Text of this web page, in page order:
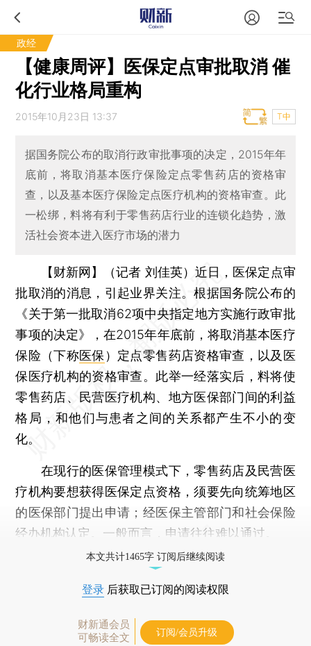
政经
【健康周评】医保定点审批取消 催
化行业格局重构
2015年10月23日 13:37 T中
据国务院公布的取消行政审批事项的决定，2015年年
底前，将取消基本医疗保险定点零售药店的资格审
查，以及基本医疗保险定点医疗机构的资格审查。此
一松绑，料将有利于零售药店行业的连锁化趋势，激
活社会资本进入医疗市场的潜力
【财新网】（记者 刘佳英） 近日，医保定点审
批取消的消息，引起业界关注。根据国务院公布的
《关于第一批取消62项中央指定地方实施行政审批
事项的决定》，在2015年年底前，将取消基本医疗
保险（下称医保 ）定点零售药店资格审查，以及医
保医疗机构的资格审查。此举一经落实后，料将使
零售药店、民营医疗机构、地方医保部门间的利益
格局，和他们与患者之间的关系都产生不小的变
化。
在现行的医保管理模式下，零售药店及民营医
疗机构要想获得医保定点资格，须要先向统筹地区
的医保部门提出申请；经医保主管部门和社会保险
经办机构认定。一般而言，申请往往难以通过。
本文共计1465字 订阅后继续阅读
登录 后获取已订阅的阅读权限
财新通会员
可畅读全文
订阅/会员升级